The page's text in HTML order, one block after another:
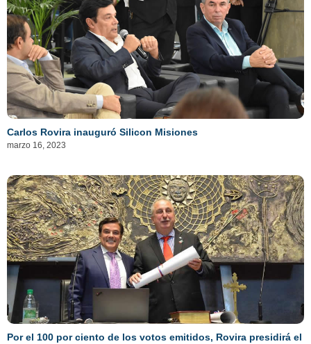
Carlos Rovira inauguró Silicon Misiones
marzo 16, 2023
Por el 100 por ciento de los votos emitidos, Rovira presidirá el